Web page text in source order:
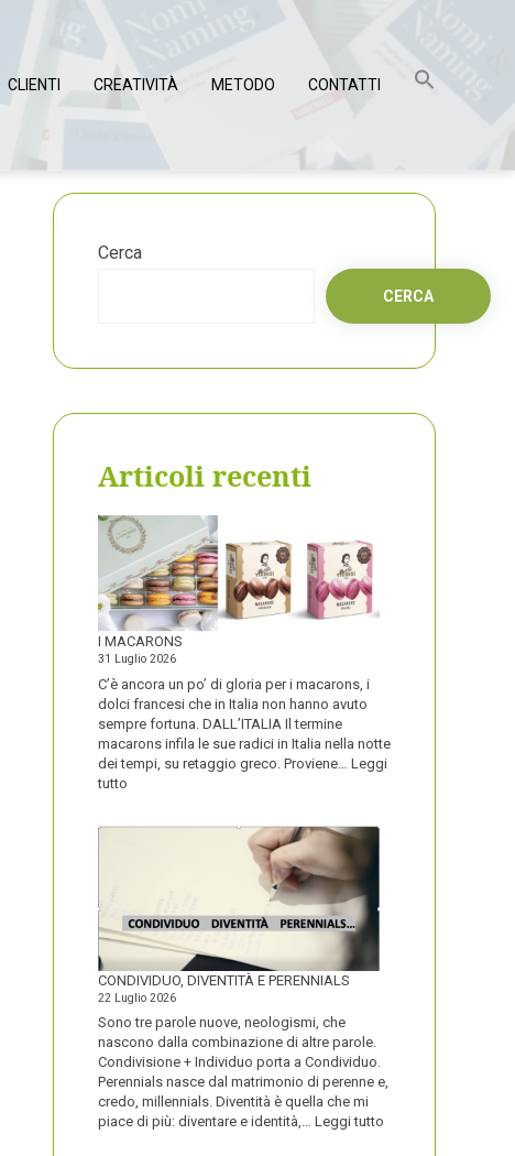
CLIENTI CREATIVITÀ METODO CONTATTI
Cerca
CERCA
Articoli recenti
I MACARONS
31 Luglio 2026
C’è ancora un po’ di gloria per i macarons, i
dolci francesi che in Italia non hanno avuto
sempre fortuna. DALL’ITALIA Il termine
macarons infila le sue radici in Italia nella notte
dei tempi, su retaggio greco. Proviene… Leggi
tutto
CONDIVIDUO, DIVENTITÀ E PERENNIALS
22 Luglio 2026
Sono tre parole nuove, neologismi, che
nascono dalla combinazione di altre parole.
Condivisione + Individuo porta a Condividuo.
Perennials nasce dal matrimonio di perenne e,
credo, millennials. Diventità è quella che mi
piace di più: diventare e identità,… Leggi tutto